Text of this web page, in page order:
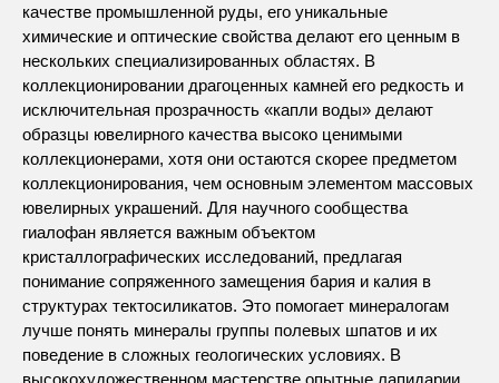
качестве промышленной руды, его уникальные
химические и оптические свойства делают его ценным в
нескольких специализированных областях. В
коллекционировании драгоценных камней его редкость и
исключительная прозрачность «капли воды» делают
образцы ювелирного качества высоко ценимыми
коллекционерами, хотя они остаются скорее предметом
коллекционирования, чем основным элементом массовых
ювелирных украшений. Для научного сообщества
гиалофан является важным объектом
кристаллографических исследований, предлагая
понимание сопряженного замещения бария и калия в
структурах тектосиликатов. Это помогает минералогам
лучше понять минералы группы полевых шпатов и их
поведение в сложных геологических условиях. В
высокохудожественном мастерстве опытные лапидарии